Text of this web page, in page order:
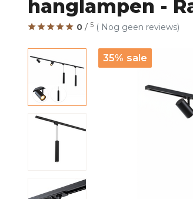
hanglampen -
0 / 5 ( Nog geen reviews)
35% sale